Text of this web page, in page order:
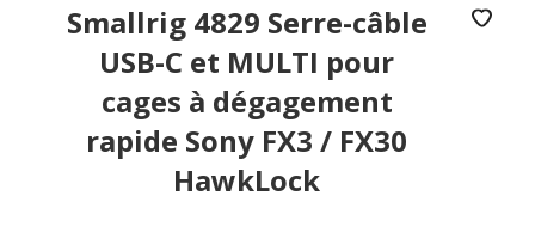
Smallrig 4829 Serre-câble
USB-C et MULTI pour
cages à dégagement
rapide Sony FX3 / FX30
HawkLock